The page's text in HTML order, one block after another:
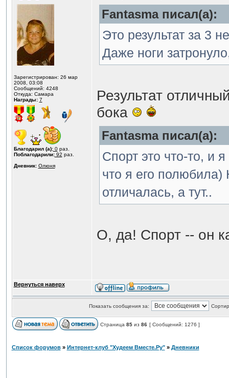
Зарегистрирован: 26 мар
2008, 03:08
Сообщений: 4248
Откуда: Самара
Награды: 7
Благодарил (а):0раз.
Поблагодарили:92 раз.
Дневник: Олюня
Fantasma писал(а):
Это результат за 3
Даже ноги
Результат
бока
Fantasma писал(а):
Спорт это что-то, и
что я его
отличалась, а тут..
О, да! Спорт -- он
Вернуться наверх
Показать сообщения за:
Страница 85из 86 [ Сообщений: 1276 ]
Список форумов» Интернет-клуб "Худеем Вместе.Ру"» Дневники